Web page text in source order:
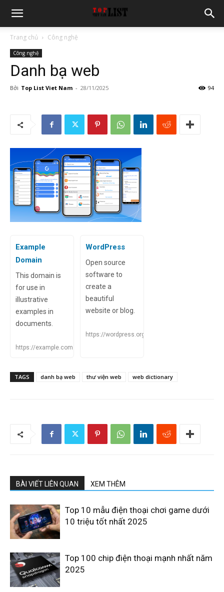
Trang chủ Công nghệ
Công nghệ
Danh bạ web
Bởi Top List Viet Nam - 28/11/2025 94
Example
Domain
This domain is
for use in
illustrative
examples in
documents.
https://example.com
WordPress
Open source
software to
create a
beautiful
website or blog.
https://wordpress.org
TAGS danh bạ web thư viện web web dictionary
BÀI VIẾT LIÊN QUAN XEM THÊM
Top 10 mẫu điện thoại chơi game dưới
10 triệu tốt nhất 2025
Top 100 chip điện thoại mạnh nhất năm
2025